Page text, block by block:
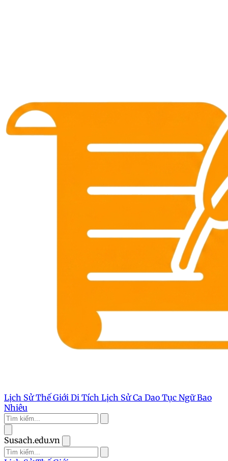
Lịch Sử Thế Giới Di Tích Lịch SửCa Dao Tục NgữBao
Nhiêu
Susach.edu.vn